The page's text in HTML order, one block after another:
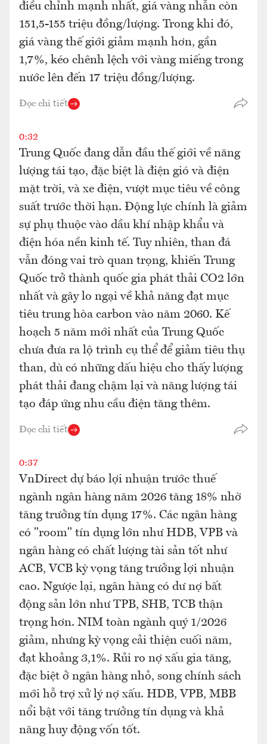
điều chỉnh mạnh nhất, giá vàng nhẫn còn
151,5-155 triệu đồng/lượng. Trong khi đó,
giá vàng thế giới giảm mạnh hơn, gần
1,7%, kéo chênh lệch với vàng miếng trong
nước lên đến 17 triệu đồng/lượng.
Đọc chi tiết
0:32
Trung Quốc đang dẫn đầu thế giới về năng
lượng tái tạo, đặc biệt là điện gió và điện
mặt trời, và xe điện, vượt mục tiêu về công
suất trước thời hạn. Động lực chính là giảm
sự phụ thuộc vào dầu khí nhập khẩu và
điện hóa nền kinh tế. Tuy nhiên, than đá
vẫn đóng vai trò quan trọng, khiến Trung
Quốc trở thành quốc gia phát thải CO2 lớn
nhất và gây lo ngại về khả năng đạt mục
tiêu trung hòa carbon vào năm 2060. Kế
hoạch 5 năm mới nhất của Trung Quốc
chưa đưa ra lộ trình cụ thể để giảm tiêu thụ
than, dù có những dấu hiệu cho thấy lượng
phát thải đang chậm lại và năng lượng tái
tạo đáp ứng nhu cầu điện tăng thêm.
Đọc chi tiết
0:37
VnDirect dự báo lợi nhuận trước thuế
ngành ngân hàng năm 2026 tăng 18% nhờ
tăng trưởng tín dụng 17%. Các ngân hàng
có "room" tín dụng lớn như HDB, VPB và
ngân hàng có chất lượng tài sản tốt như
ACB, VCB kỳ vọng tăng trưởng lợi nhuận
cao. Ngược lại, ngân hàng có dư nợ bất
động sản lớn như TPB, SHB, TCB thận
trọng hơn. NIM toàn ngành quý 1/2026
giảm, nhưng kỳ vọng cải thiện cuối năm,
đạt khoảng 3,1%. Rủi ro nợ xấu gia tăng,
đặc biệt ở ngân hàng nhỏ, song chính sách
mới hỗ trợ xử lý nợ xấu. HDB, VPB, MBB
nổi bật với tăng trưởng tín dụng và khả
năng huy động vốn tốt.